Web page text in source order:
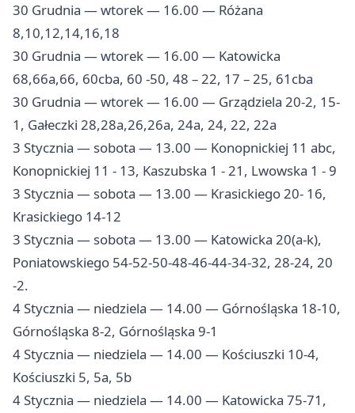
30 Grudnia — wtorek — 16.00 — Różana
8,10,12,14,16,18
30 Grudnia — wtorek — 16.00 — Katowicka
68,66a,66, 60cba, 60 -50, 48 – 22, 17 – 25, 61cba
30 Grudnia — wtorek — 16.00 — Grządziela 20-2, 15-
1, Gałeczki 28,28a,26,26a, 24a, 24, 22, 22a
3 Stycznia — sobota — 13.00 — Konopnickiej 11 abc,
Konopnickiej 11 - 13, Kaszubska 1 - 21, Lwowska 1 - 9
3 Stycznia — sobota — 13.00 — Krasickiego 20- 16,
Krasickiego 14-12
3 Stycznia — sobota — 13.00 — Katowicka 20(a-k),
Poniatowskiego 54-52-50-48-46-44-34-32, 28-24, 20
-2.
4 Stycznia — niedziela — 14.00 — Górnośląska 18-10,
Górnośląska 8-2, Górnośląska 9-1
4 Stycznia — niedziela — 14.00 — Kościuszki 10-4,
Kościuszki 5, 5a, 5b
4 Stycznia — niedziela — 14.00 — Katowicka 75-71,